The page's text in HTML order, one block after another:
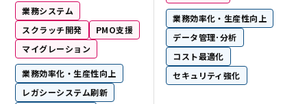
ィングや上流
工程から開
発・保守業務
に至るまで、
損害保険・生
命保険業務に
業務システム
スクラッチ開発
PMO支援
マイグレーション
業務効率化・生産性向上
レガシーシステム刷新
業務効率化・生産性向上
データ管理･分析
コスト最適化
セキュリティ強化